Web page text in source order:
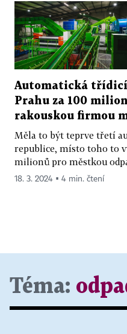
Automatická
Prahu za 100
rakouskou firmou
Měla to být teprve třetí
republice, místo toho to
milionů pro městkou
18. 3. 2024 ▪ 4 min. čtení
Téma: